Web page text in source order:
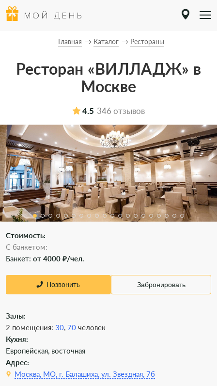
МОЙ ДЕНЬ
Главная Каталог Рестораны
Ресторан «ВИЛЛАДЖ» в
Москве
4.5 346 отзывов
Стоимость:
С банкетом:
Банкет: от 4000 ₽/чел.
Позвонить Забронировать
Залы:
2 помещения: 30, 70 человек
Кухня:
Европейская, восточная
Адрес:
Москва, МО, г. Балашиха, ул. Звездная, 7б